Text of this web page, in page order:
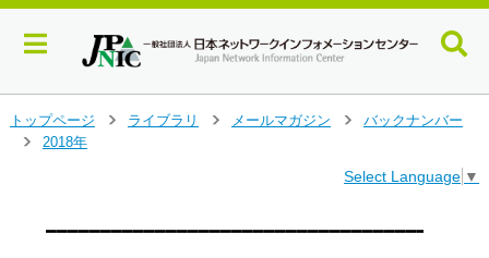
トップページ
ライブラリ
メールマガジン
バックナンバー
2018年
Select Language ▼
━━━━━━━━━━━━━━━━━━━━━━━━━━━━━━━━━━━